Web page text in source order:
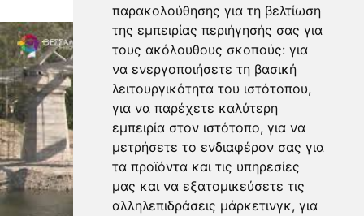
παρακολούθησης για τη βελτίωση
της εμπειρίας περιήγησής σας για
τους ακόλουθους σκοπούς: για
να ενεργοποιήσετε τη βασική
λειτουργικότητα του ιστότοπου,
για να παρέχετε καλύτερη
εμπειρία στον ιστότοπο, για να
μετρήσετε το ενδιαφέρον σας για
τα προϊόντα και τις υπηρεσίες
μας και να εξατομικεύσετε τις
αλληλεπιδράσεις μάρκετινγκ, για